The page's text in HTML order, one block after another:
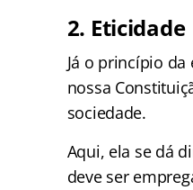
2. Eticidade
Já o princípio
nossa
sociedade.
Aqui, ela se dá
deve ser